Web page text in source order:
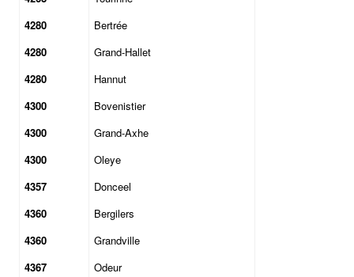
4280
Bertrée
4280
Grand-Hallet
4280
Hannut
4300
Bovenistier
4300
Grand-Axhe
4300
Oleye
4357
Donceel
4360
Bergilers
4360
Grandville
4367
Odeur